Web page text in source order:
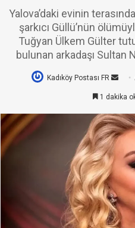
Yalova’daki evinin
şarkıcı Güllü’nün
Tuğyan Ülkem Gülter
bulunan arkadaşı Sultan
Kadıköy Postası FR
e-
1 dakika